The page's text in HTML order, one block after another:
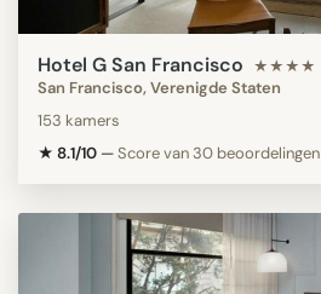
Hotel G San Francisco ★★★★
San Francisco, Verenigde Staten
153 kamers
★ 8.1/10 —Score van 30 beoordelingen